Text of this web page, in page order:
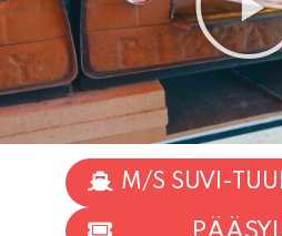
M/S SUVI-